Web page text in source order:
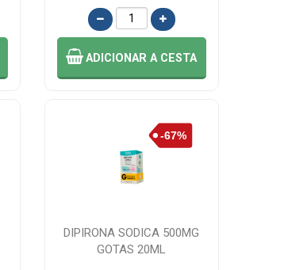
ADICIONARA CESTA
DIPIRONA SODICA 500MG
GOTAS 20ML